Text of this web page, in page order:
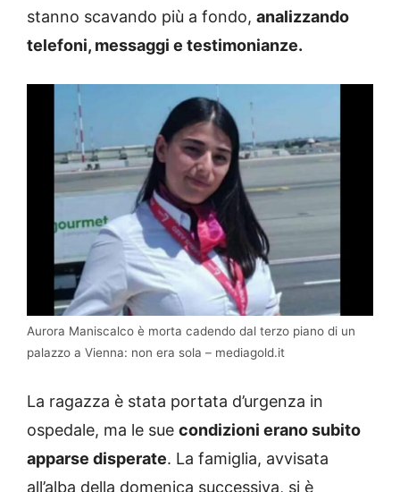
stanno scavando più a fondo, analizzando
telefoni, messaggi e testimonianze.
Aurora Maniscalco è morta cadendo dal terzo piano di un
palazzo a Vienna: non era sola – mediagold.it
La ragazza è stata portata d’urgenza in
ospedale, ma le sue condizioni erano subito
apparse disperate. La famiglia, avvisata
all’alba della domenica successiva, si è